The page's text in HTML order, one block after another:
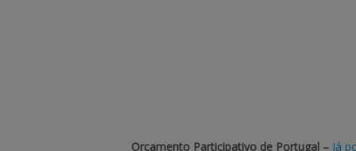
Orçamento Participativo de Portugal – Já